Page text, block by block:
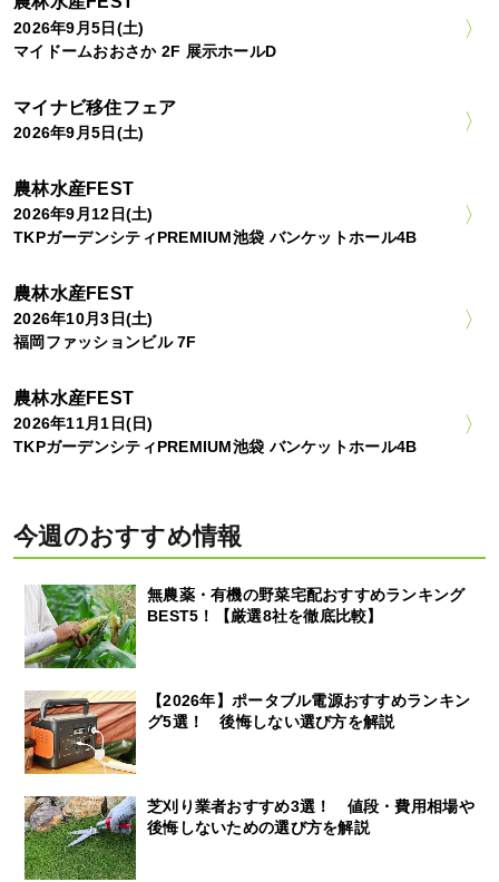
2026年9月5日(土)
マイドームおおさか 2F 展示ホールD
マイナビ移住フェア
2026年9月5日(土)
農林水産FEST
2026年9月12日(土)
TKPガーデンシティPREMIUM池袋 バンケットホール4B
農林水産FEST
2026年10月3日(土)
福岡ファッションビル 7F
農林水産FEST
2026年11月1日(日)
TKPガーデンシティPREMIUM池袋 バンケットホール4B
今週のおすすめ情報
無農薬・有機の野菜宅配おすすめランキング
BEST5！【厳選8社を徹底比較】
【2026年】ポータブル電源おすすめランキン
グ5選！ 後悔しない選び方を解説
芝刈り業者おすすめ3選！ 値段・費用相場や
後悔しないための選び方を解説